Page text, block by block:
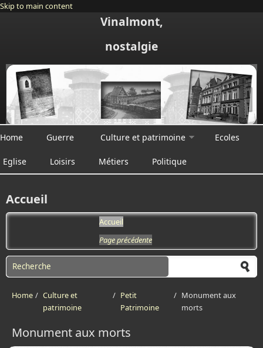
Skip to main content
Vinalmont,
nostalgie
Home Guerre Culture et patrimoine Ecoles
Eglise Loisirs Métiers Politique
Accueil
Accueil
Page précédente
Search form
Home / Culture et
patrimoine
/ Petit
Patrimoine
/ Monument aux
morts
Monument aux morts